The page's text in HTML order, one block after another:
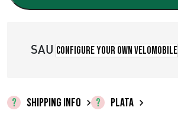
i
€
,
SAU Configure your own velomobile
SHIPPING INFO PLATA